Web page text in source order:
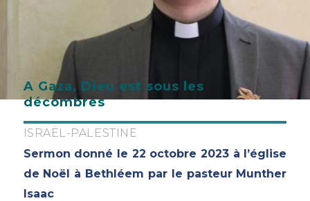
A Gaza, Dieu est sous les
décombres
ISRAËL-PALESTINE
Sermon donné le 22 octobre 2023 à l’église
de Noël à Bethléem par le pasteur Munther
Isaac